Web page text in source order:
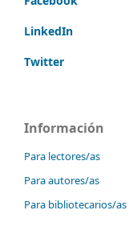
LinkedIn
Twitter
Información
Para lectores/as
Para autores/as
Para bibliotecarios/as